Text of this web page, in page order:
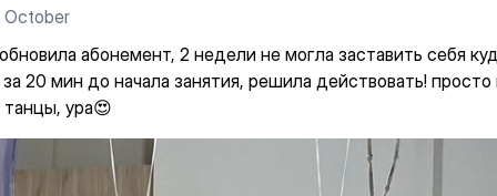
October
абонемент, 2 недели не могла заставить себя
за 20 мин до начала занятия, решила действовать!
танцы, ура😍